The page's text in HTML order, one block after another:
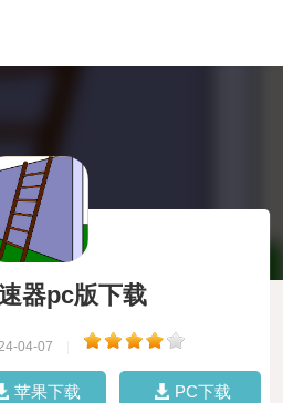
器pc版下载
04-07
苹果下载 PC下载